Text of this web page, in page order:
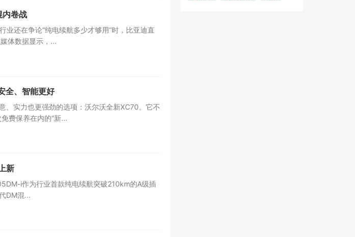
卷战
还在争论“纯电续航多少才够用”时，比亚迪直
体数据显示，...
全、智能更好
、实力也更强劲的选项：沃尔沃全新XC70。它不
费保养在内的“新...
新
i作为行业首款纯电续航突破210km的A级插
DM混...